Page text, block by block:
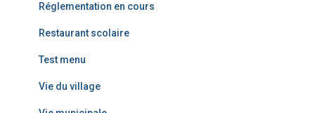
Réglementation en cours
Restaurant scolaire
Test menu
Vie du village